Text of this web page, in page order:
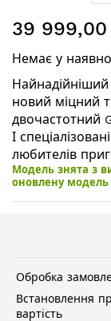
до
галереї
зображень
39 999,00
Немає у
новий міцний
двочастотний
І
любителів
Модель знята з
оновлену модель
Обробка
Встановлення
вартість